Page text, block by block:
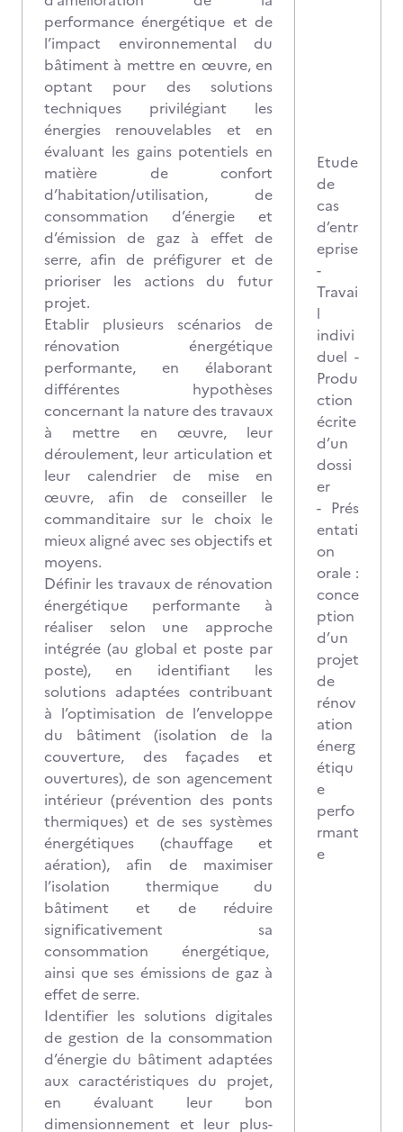
performance énergétique et de
l’impact environnemental du
bâtiment à mettre en œuvre, en
optant pour des solutions
techniques privilégiant les
énergies renouvelables et en
évaluant les gains potentiels en
matière de confort
d’habitation/utilisation, de
consommation d’énergie et
d’émission de gaz à effet de
serre, afin de préfigurer et de
prioriser les actions du futur
projet.
Etablir plusieurs scénarios de
rénovation énergétique
performante, en élaborant
différentes hypothèses
concernant la nature des travaux
à mettre en œuvre, leur
déroulement, leur articulation et
leur calendrier de mise en
œuvre, afin de conseiller le
commanditaire sur le choix le
mieux aligné avec ses objectifs et
moyens.
Définir les travaux de rénovation
énergétique performante à
réaliser selon une approche
intégrée (au global et poste par
poste), en identifiant les
solutions adaptées contribuant
à l’optimisation de l’enveloppe
du bâtiment (isolation de la
couverture, des façades et
ouvertures), de son agencement
intérieur (prévention des ponts
thermiques) et de ses systèmes
énergétiques (chauffage et
aération), afin de maximiser
l’isolation thermique du
bâtiment et de réduire
significativement sa
consommation énergétique,
ainsi que ses émissions de gaz à
effet de serre.
Identifier les solutions digitales
de gestion de la consommation
d’énergie du bâtiment adaptées
aux caractéristiques du projet,
en évaluant leur bon
dimensionnement et leur plus-
Etude
de
cas
d’entr
eprise
-
Travai
l
indivi
duel -
Produ
ction
écrite
d’un
dossi
er
- Prés
entati
on
orale :
conce
ption
d’un
projet
de
rénov
ation
énerg
étiqu
e
perfo
rmant
e